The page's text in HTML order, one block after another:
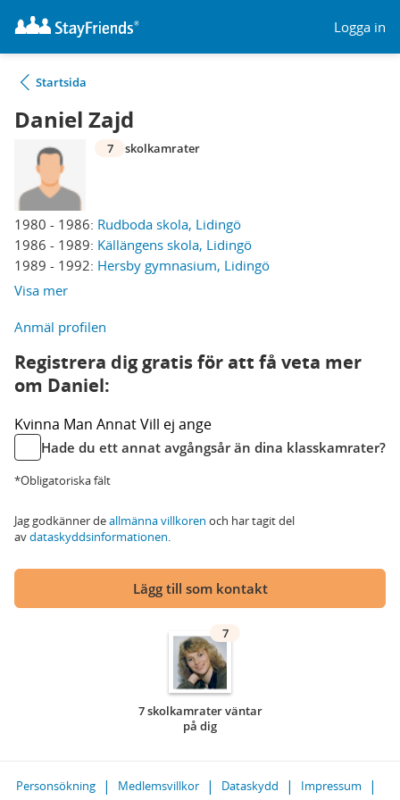
Logga in
Startsida
Daniel Zajd
1980 - 1986: Rudboda skola, Lidingö
1986 - 1989: Källängens skola, Lidingö
1989 - 1992: Hersby gymnasium, Lidingö
Visa mer
7 skolkamrater
Anmäl profilen
Registrera dig gratis för att få veta mer
om Daniel:
Kvinna Man AnnatVill ej ange
Hade du ett annat avgångsår än dina klasskamrater?
*Obligatoriska fält
Jag godkänner deallmänna villkoren och har tagit del
avdataskyddsinformationen.
Lägg till som kontakt
7
7 skolkamrater väntar
på dig
Personsökning Medlemsvillkor Dataskydd
Impressum